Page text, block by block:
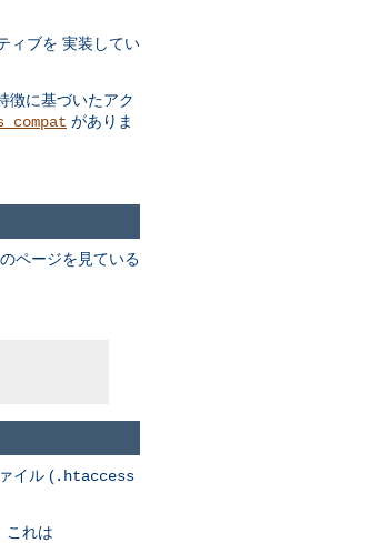
ィブを 実装してい
徴に基づいたアク
がありま
ページを見ている
イル (.htaccess
これは